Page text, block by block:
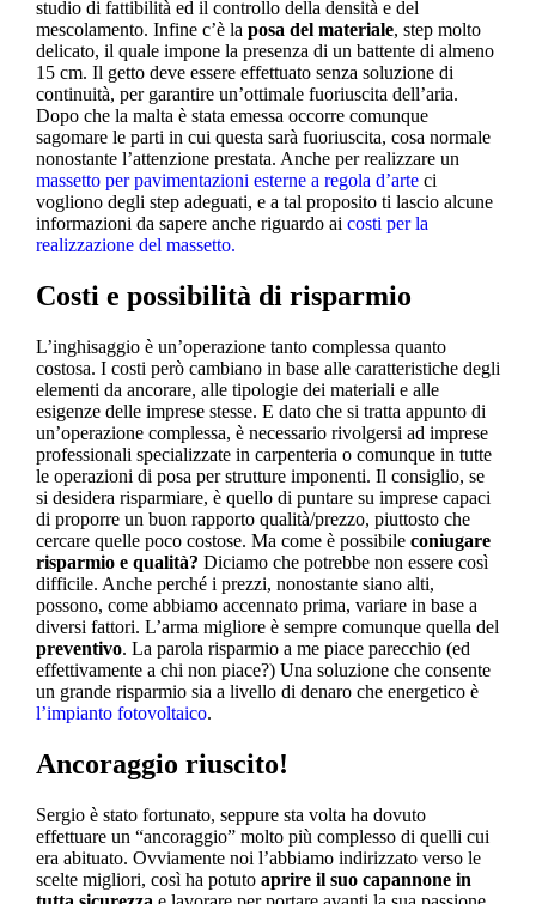
studio di fattibilità ed il controllo della densità e del
mescolamento. Infine c’è la posa del materiale, step molto
delicato, il quale impone la presenza di un battente di almeno
15 cm. Il getto deve essere effettuato senza soluzione di
continuità, per garantire un’ottimale fuoriuscita dell’aria.
Dopo che la malta è stata emessa occorre comunque
sagomare le parti in cui questa sarà fuoriuscita, cosa normale
nonostante l’attenzione prestata. Anche per realizzare un
massetto per pavimentazioni esterne a regola d’arte ci
vogliono degli step adeguati, e a tal proposito ti lascio alcune
informazioni da sapere anche riguardo ai costi per la
realizzazione del massetto.
Costi e possibilità di risparmio
L’inghisaggio è un’operazione tanto complessa quanto
costosa. I costi però cambiano in base alle caratteristiche degli
elementi da ancorare, alle tipologie dei materiali e alle
esigenze delle imprese stesse. E dato che si tratta appunto di
un’operazione complessa, è necessario rivolgersi ad imprese
professionali specializzate in carpenteria o comunque in tutte
le operazioni di posa per strutture imponenti. Il consiglio, se
si desidera risparmiare, è quello di puntare su imprese capaci
di proporre un buon rapporto qualità/prezzo, piuttosto che
cercare quelle poco costose. Ma come è possibile coniugare
risparmio e qualità? Diciamo che potrebbe non essere così
difficile. Anche perché i prezzi, nonostante siano alti,
possono, come abbiamo accennato prima, variare in base a
diversi fattori. L’arma migliore è sempre comunque quella del
preventivo. La parola risparmio a me piace parecchio (ed
effettivamente a chi non piace?) Una soluzione che consente
un grande risparmio sia a livello di denaro che energetico è
l’impianto fotovoltaico.
Ancoraggio riuscito!
Sergio è stato fortunato, seppure sta volta ha dovuto
effettuare un “ancoraggio” molto più complesso di quelli cui
era abituato. Ovviamente noi l’abbiamo indirizzato verso le
scelte migliori, così ha potuto aprire il suo capannone in